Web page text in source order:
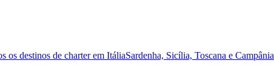
os destinos de charter em ItáliaSardenha, Sicília, Toscana e Campânia